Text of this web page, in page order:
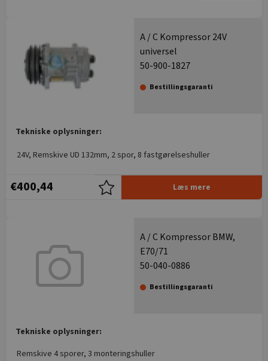
A / C Kompressor 24V
universel
50-900-1827
Bestillingsgaranti
Tekniske oplysninger:
24V, Remskive UD 132mm, 2 spor, 8 fastgørelseshuller
€400,44 Læs mere
A / C Kompressor BMW,
E70/71
50-040-0886
Bestillingsgaranti
Tekniske oplysninger:
Remskive 4 sporer, 3 monteringshuller